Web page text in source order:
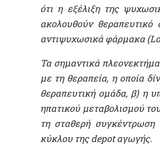
ότι η εξέλιξη της
ακολουθούν
αντιψυχωσικά φάρμακα
Τα σημαντικά
με τη θεραπεία, η οποία
θεραπευτική ομάδα, β) η
ηπατικού μεταβολισμού
τη σταθερή
κύκλου της depot αγωγής.